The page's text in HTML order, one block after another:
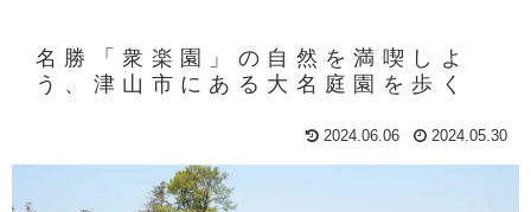
名勝「衆楽園」の自然を満喫しよ
う、津山市にある大名庭園を歩く
2024.06.06 2024.05.30